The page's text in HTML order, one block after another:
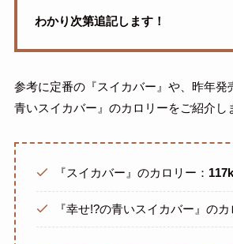
わかり次第追記します！
参考に定番の『スイカバー』や、昨年発
青いスイカバー』のカロリーをご紹介し
『スイカバー』のカロリー：
『幸せ!?の青いスイカバー』のカ